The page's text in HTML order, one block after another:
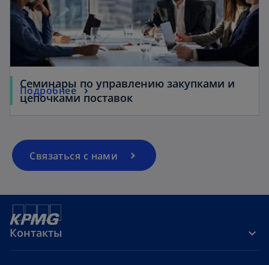
Семинары по управлению закупками и
цепочками поставок
Подробнее
Связаться с нами
o
p
e
n
n
w
Контакты